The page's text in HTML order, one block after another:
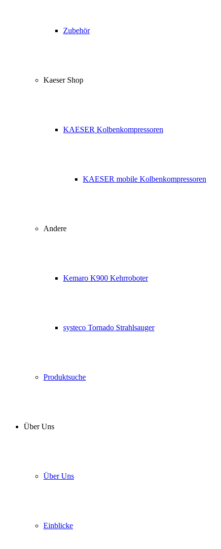
Zubehör
Kaeser Shop
KAESER Kolbenkompressoren
KAESER mobile Kolbenkompressoren
Andere
Kemaro K900 Kehrroboter
systeco Tornado Strahlsauger
Produktsuche
Über Uns
Über Uns
Einblicke